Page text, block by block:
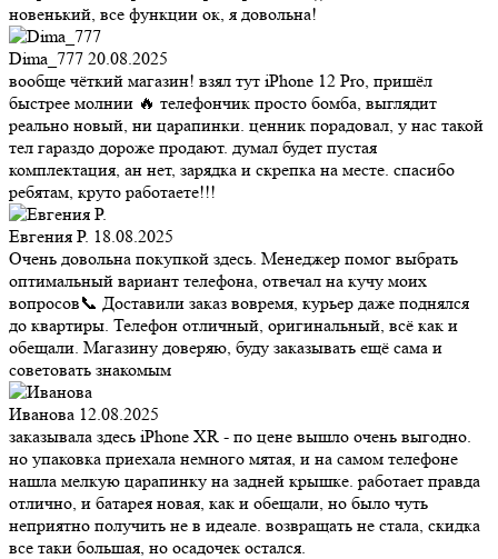
новенький, все функции ок, я довольна!
Dima_777 20.08.2025
вообще чёткий магазин! взял тут iPhone 12 Pro, пришёл
быстрее молнии 🔥 телефончик просто бомба, выглядит
реально новый, ни царапинки. ценник порадовал, у нас такой
тел гараздо дороже продают. думал будет пустая
комплектация, ан нет, зарядка и скрепка на месте. спасибо
ребятам, круто работаете!!!
Евгения Р. 18.08.2025
Очень довольна покупкой здесь. Менеджер помог выбрать
оптимальный вариант телефона, отвечал на кучу моих
вопросов📞 Доставили заказ вовремя, курьер даже поднялся
до квартиры. Телефон отличный, оригинальный, всё как и
обещали. Магазину доверяю, буду заказывать ещё сама и
советовать знакомым
Иванова 12.08.2025
заказывала здесь iPhone XR - по цене вышло очень выгодно.
но упаковка приехала немного мятая, и на самом телефоне
нашла мелкую царапинку на задней крышке. работает правда
отлично, и батарея новая, как и обещали, но было чуть
неприятно получить не в идеале. возвращать не стала, скидка
все таки большая, но осадочек остался.